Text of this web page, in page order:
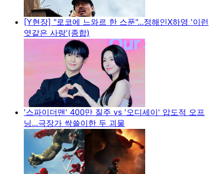
[Y현장] "로코에 느와르 한 스푼"...정해인X하영 '이런
엿같은 사랑'(종합)
'스파이더맨' 400만 질주 vs '오디세이' 압도적 오프
닝…극장가 싹쓸이한 두 괴물